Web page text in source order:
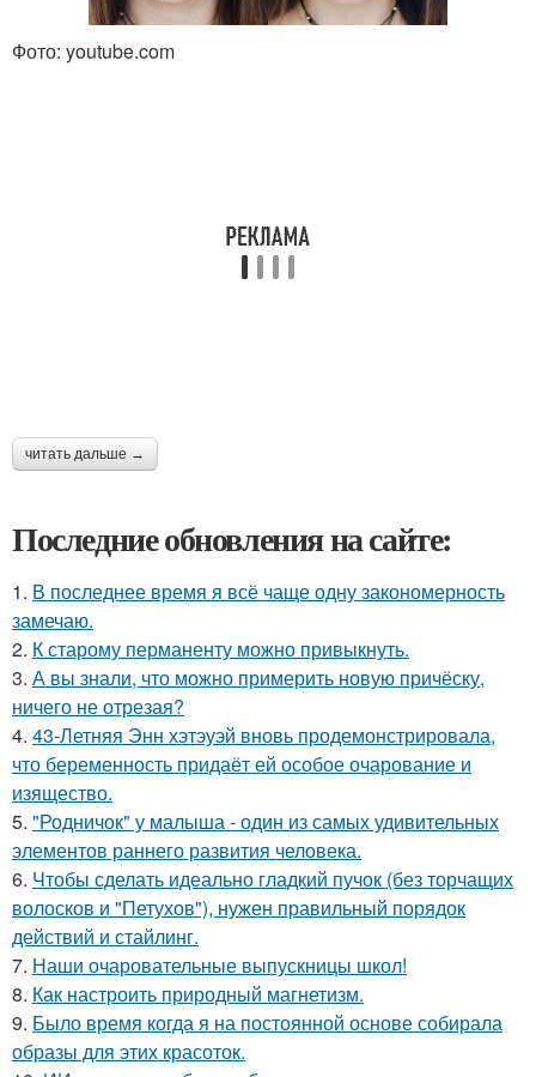
Фото: youtube.com
читать дальше →
Последние обновления на сайте:
1. В последнее время я всё чаще одну закономерность
замечаю.
2. К старому перманенту можно привыкнуть.
3. А вы знали, что можно примерить новую причёску,
ничего не отрезая?
4. 43-Летняя Энн хэтэуэй вновь продемонстрировала,
что беременность придаёт ей особое очарование и
изящество.
5. "Родничок" у малыша - один из самых удивительных
элементов раннего развития человека.
6. Чтобы сделать идеально гладкий пучок (без торчащих
волосков и "Петухов"), нужен правильный порядок
действий и стайлинг.
7. Наши очаровательные выпускницы школ!
8. Как настроить природный магнетизм.
9. Было время когда я на постоянной основе собирала
образы для этих красоток.